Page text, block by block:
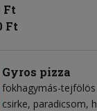
Ft
Ft
Gyros pizza
fokhagymás-tejfölös
csirke paradicsom